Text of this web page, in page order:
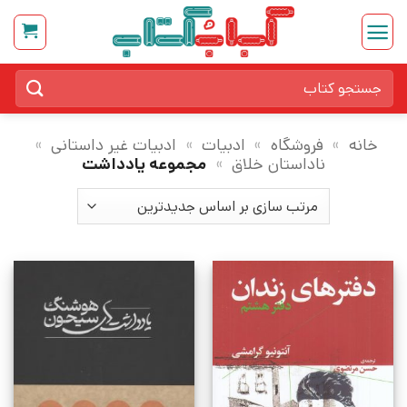
Skip
content
برای:
خانه » فروشگاه » ادبیات » ادبیات غیر داستانی »
ناداستان خلاق » مجموعه یادداشت